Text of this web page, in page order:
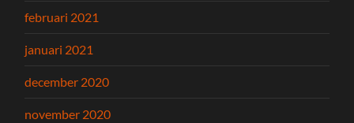
februari 2021
januari 2021
december 2020
november 2020